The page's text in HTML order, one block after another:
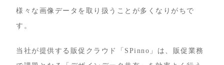
様々な画像データを取り扱うことが多くなりがちで
す。
当社が提供する販促クラウド「SPinno」は、販促業務